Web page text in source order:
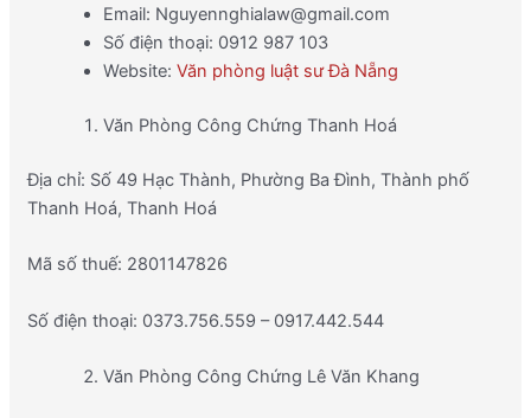
Email: Nguyennghialaw@gmail.com
Số điện thoại: 0912 987 103
Website: Văn phòng luật sư Đà Nẵng
Văn Phòng Công Chứng Thanh Hoá
Địa chỉ: Số 49 Hạc Thành, Phường Ba Đình, Thành phố
Thanh Hoá, Thanh Hoá
Mã số thuế: 2801147826
Số điện thoại: 0373.756.559 – 0917.442.544
Văn Phòng Công Chứng Lê Văn Khang